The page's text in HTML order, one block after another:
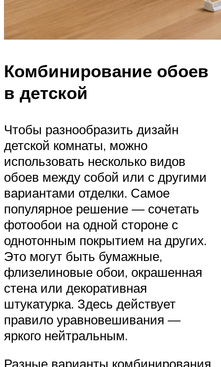
Комбинирование обоев
в детской
Чтобы разнообразить дизайн
детской комнаты, можно
использовать несколько видов
обоев между собой или с другими
вариантами отделки. Самое
популярное решение — сочетать
фотообои на одной стороне с
однотонным покрытием на других.
Это могут быть бумажные,
флизелиновые обои, окрашенная
стена или декоративная
штукатурка. Здесь действует
правило уравновешивания —
яркого нейтральным.
Разные варианты комбинирования